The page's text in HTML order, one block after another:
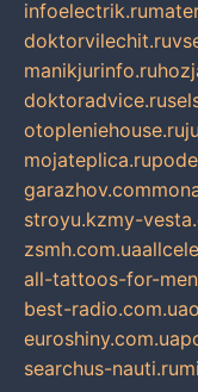
infoelectrik.ru
doktorvilechit.ru
manikjurinfo.ru
doktoradvice.ru
otopleniehouse.ru
mojateplica.ru
garazhov.com
stroyu.kzmy-
zsmh.com.ua
all-tattoos-for-
best-radio.com.ua
euroshiny.com.ua
searchus-nauti.ru